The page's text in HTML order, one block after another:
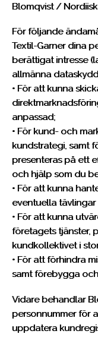
Blomqvist /
För följande
Textil-Garner dina
berättigat intresse
allmänna
• För att kunna
anpassad;
• För kund- och
kundstrategi, samt
presenteras på ett
och hjälp som du
• För att kunna
eventuella
• För att kunna
företagets tjänster,
kundkollektivet i
• För att förhindra
samt förebygga
Vidare behandlar
personnummer för
uppdatera